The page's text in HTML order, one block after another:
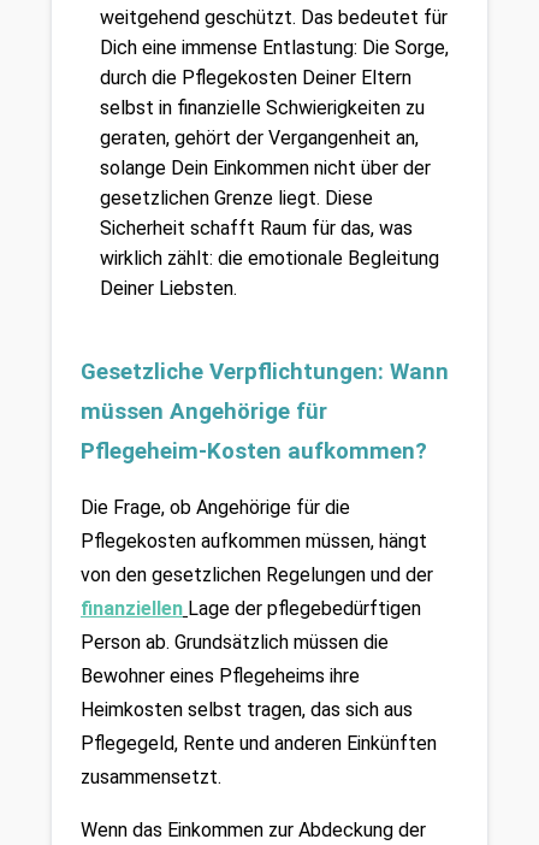
weitgehend geschützt. Das bedeutet für
Dich eine immense Entlastung: Die Sorge,
durch die Pflegekosten Deiner Eltern
selbst in finanzielle Schwierigkeiten zu
geraten, gehört der Vergangenheit an,
solange Dein Einkommen nicht über der
gesetzlichen Grenze liegt. Diese
Sicherheit schafft Raum für das, was
wirklich zählt: die emotionale Begleitung
Deiner Liebsten.
Gesetzliche Verpflichtungen: Wann
müssen Angehörige für
Pflegeheim-Kosten aufkommen?
Die Frage, ob Angehörige für die
Pflegekosten aufkommen müssen, hängt
finanziellen Lage der pflegebedürftigen
Person ab. Grundsätzlich müssen die
Bewohner eines Pflegeheims ihre
Heimkosten selbst tragen, das sich aus
Pflegegeld, Rente und anderen Einkünften
zusammensetzt.
Wenn das Einkommen zur Abdeckung der